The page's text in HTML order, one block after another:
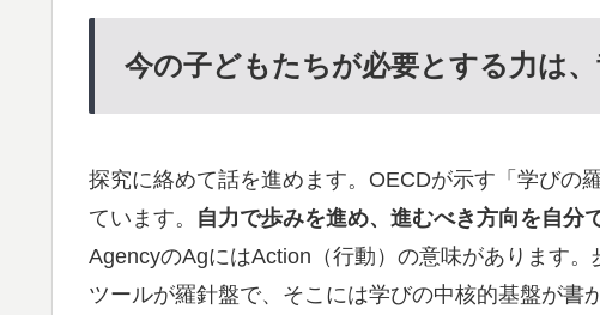
今の子どもたちが必要とする力は、
探究に絡めて話を進めます。OECDが示す「学びの
ています。 自力で歩みを進め、進むべき方向を自分
AgencyのAgにはAction（行動）の意味があります
ツールが羅針盤で、そこには学びの中核的基盤が書